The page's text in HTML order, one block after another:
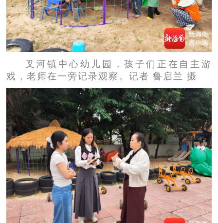
叉河镇中心幼儿园，孩子们正在自主游
戏，老师在一旁记录观察。记者 鲁启兰 摄